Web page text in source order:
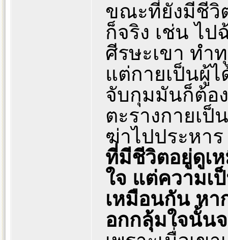
ขณะที่ยังมีชีวิ
ก็จริง เช่น ไป
ศีรษะเขา ทำ
แต่กายเป็นผู้
จับกุมมันก็ต้อ
ตะรางกายเป็
ฆ่าไปประหา
ที่มีชีวิตอยู่ดูเ
ใจ แต่ความเ
เหมือนกัน หา
อกกลุ้มใจนั้น